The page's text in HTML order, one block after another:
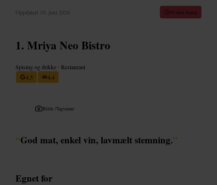
Oppdatert 10. juni 2026 10 min lesing
Mriya Neo Bistro
Spising og drikke • Restaurant
4,5
4,4
Bilde /Tagvenue
“God mat, enkel vin, lavmælt stemning.”
Egnet for